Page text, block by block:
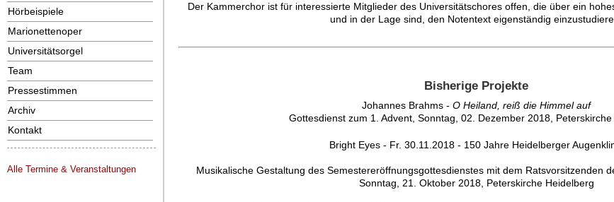
Hörbeispiele
Marionettenoper
Universitätsorgel
Team
Pressestimmen
Archiv
Kontakt
Alle Termine & Veranstaltungen
Der Kammerchor ist für interessierte Mitglieder des Universitätschores offen, die über ein
und in der Lage sind, den Notentext eigenständig
Bisherige Projekte
Johannes Brahms - O Heiland, reiß die Himmel auf
Gottesdienst zum 1. Advent, Sonntag, 02. Dezember 2018,
Bright Eyes - Fr. 30.11.2018 - 150 Jahre Heidelberger
Musikalische Gestaltung des Semestereröffnungsgottesdienstes mit dem Ratsvorsitzenden
Sonntag, 21. Oktober 2018, Peterskirche Heidelberg